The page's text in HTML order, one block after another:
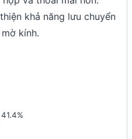
khả năng lưu chuyển
kính.